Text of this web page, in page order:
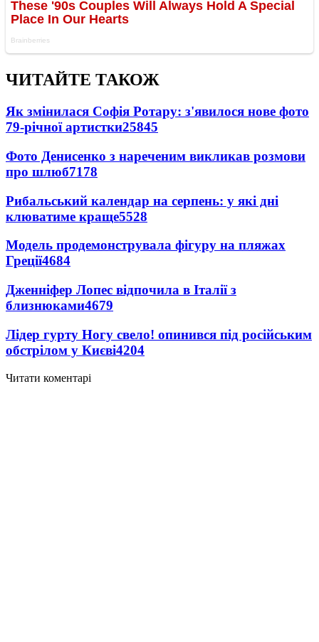
ЧИТАЙТЕ ТАКОЖ
Як змінилася Софія Ротару: з'явилося нове фото
79-річної артистки25845
Фото Денисенко з нареченим викликав розмови
про шлюб7178
Рибальський календар на серпень: у які дні
клюватиме краще5528
Модель продемонструвала фігуру на пляжах
Греції4684
Дженніфер Лопес відпочила в Італії з
близнюками4679
Лідер гурту Ногу свело! опинився під російським
обстрілом у Києві4204
Читати коментарі